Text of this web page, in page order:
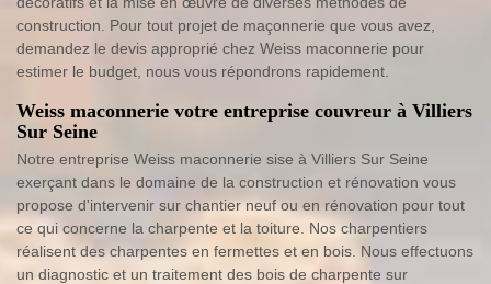
construction. Pour tout projet de maçonnerie que vous avez,
demandez le devis approprié chez Weiss maconnerie pour
estimer le budget, nous vous répondrons rapidement.
Weiss maconnerie votre entreprise couvreur à Villiers
Sur Seine
Notre entreprise Weiss maconnerie sise à Villiers Sur Seine
exerçant dans le domaine de la construction et rénovation vous
propose d'intervenir sur chantier neuf ou en rénovation pour tout
ce qui concerne la charpente et la toiture. Nos charpentiers
réalisent des charpentes en fermettes et en bois. Nous effectuons
un diagnostic et un traitement des bois de charpente sur